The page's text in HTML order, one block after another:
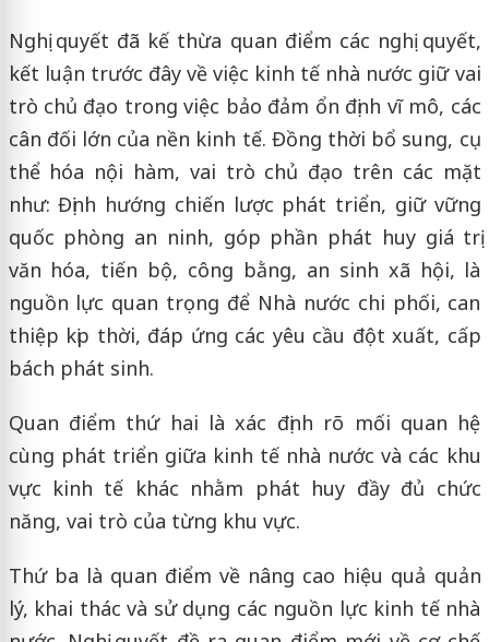
Nghị quyết đã kế thừa quan điểm các nghị quyết,
kết luận trước đây về việc kinh tế nhà nước giữ vai
trò chủ đạo trong việc bảo đảm ổn định vĩ mô, các
cân đối lớn của nền kinh tế. Đồng thời bổ sung, cụ
thể hóa nội hàm, vai trò chủ đạo trên các mặt
như: Định hướng chiến lược phát triển, giữ vững
quốc phòng an ninh, góp phần phát huy giá trị
văn hóa, tiến bộ, công bằng, an sinh xã hội, là
nguồn lực quan trọng để Nhà nước chi phối, can
thiệp kịp thời, đáp ứng các yêu cầu đột xuất, cấp
bách phát sinh.
Quan điểm thứ hai là xác định rõ mối quan hệ
cùng phát triển giữa kinh tế nhà nước và các khu
vực kinh tế khác nhằm phát huy đầy đủ chức
năng, vai trò của từng khu vực.
Thứ ba là quan điểm về nâng cao hiệu quả quản
lý, khai thác và sử dụng các nguồn lực kinh tế nhà